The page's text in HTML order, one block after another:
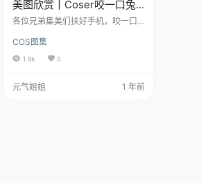
美图欣赏丨Coser咬一口兔
娘ovo-邻家太太的邀请
各位兄弟集美们扶好手机，咬一口
图+1段视频共715.M，直接把"邻家
太太"这个设定玩出花来了~我敢打
图，文章末尾获取(收藏本站不迷路)
COS图集
1.8k 0
元气姐姐 1 年前